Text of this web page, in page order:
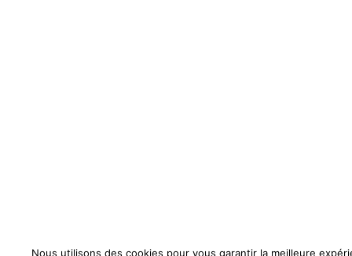
Nous utilisons des cookies pour vous garantir la meilleure